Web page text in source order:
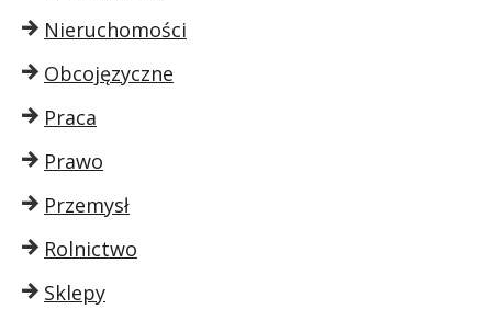
Nieruchomości
Obcojęzyczne
Praca
Prawo
Przemysł
Rolnictwo
Sklepy